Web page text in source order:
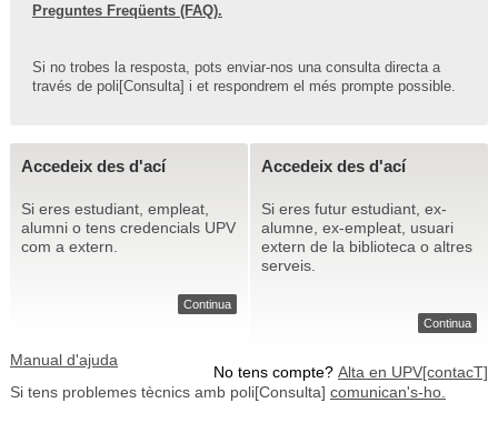
Preguntes Freqüents (FAQ).
Si no trobes la resposta, pots enviar-nos una consulta directa a
través de poli[Consulta] i et respondrem el més prompte possible.
Accedeix des d'ací
Si eres estudiant, empleat,
alumni o tens credencials UPV
com a extern.
Continua
Accedeix des d'ací
Si eres futur estudiant, ex-
alumne, ex-empleat, usuari
extern de la biblioteca o altres
serveis.
Continua
No tens compte? Alta en UPV[contacT]
Manual d'ajuda
Si tens problemes tècnics amb poli[Consulta] comunican's-ho.